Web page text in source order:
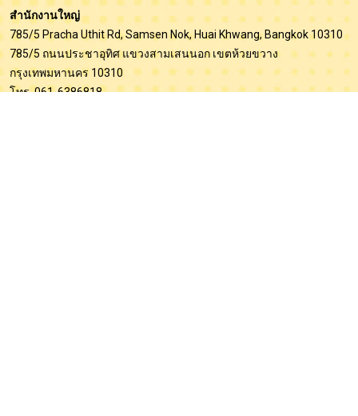
สำนักงานใหญ่
785/5 Pracha Uthit Rd, Samsen Nok, Huai Khwang, Bangkok 10310
785/5 ถนนประชาอุทิศ แขวงสามเสนนอก เขตห้วยขวาง
กรุงเทพมหานคร 10310
โทร. 061-6386818